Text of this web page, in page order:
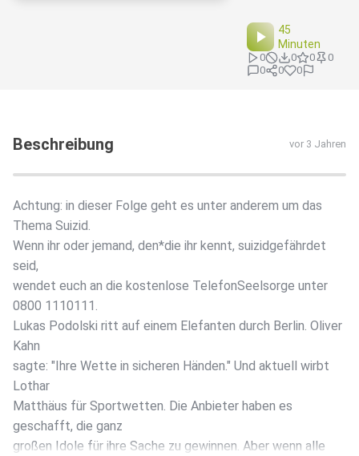
45
Minuten
0 0 0
0
0
0 0
Beschreibung vor 3 Jahren
Achtung: in dieser Folge geht es unter anderem um das
Thema Suizid.
Wenn ihr oder jemand, den*die ihr kennt, suizidgefährdet
seid,
wendet euch an die kostenlose TelefonSeelsorge unter
0800 1110111.
Lukas Podolski ritt auf einem Elefanten durch Berlin. Oliver
Kahn
sagte: "Ihre Wette in sicheren Händen." Und aktuell wirbt
Lothar
Matthäus für Sportwetten. Die Anbieter haben es
geschafft, die ganz
großen Idole für ihre Sache zu gewinnen. Aber wenn alle